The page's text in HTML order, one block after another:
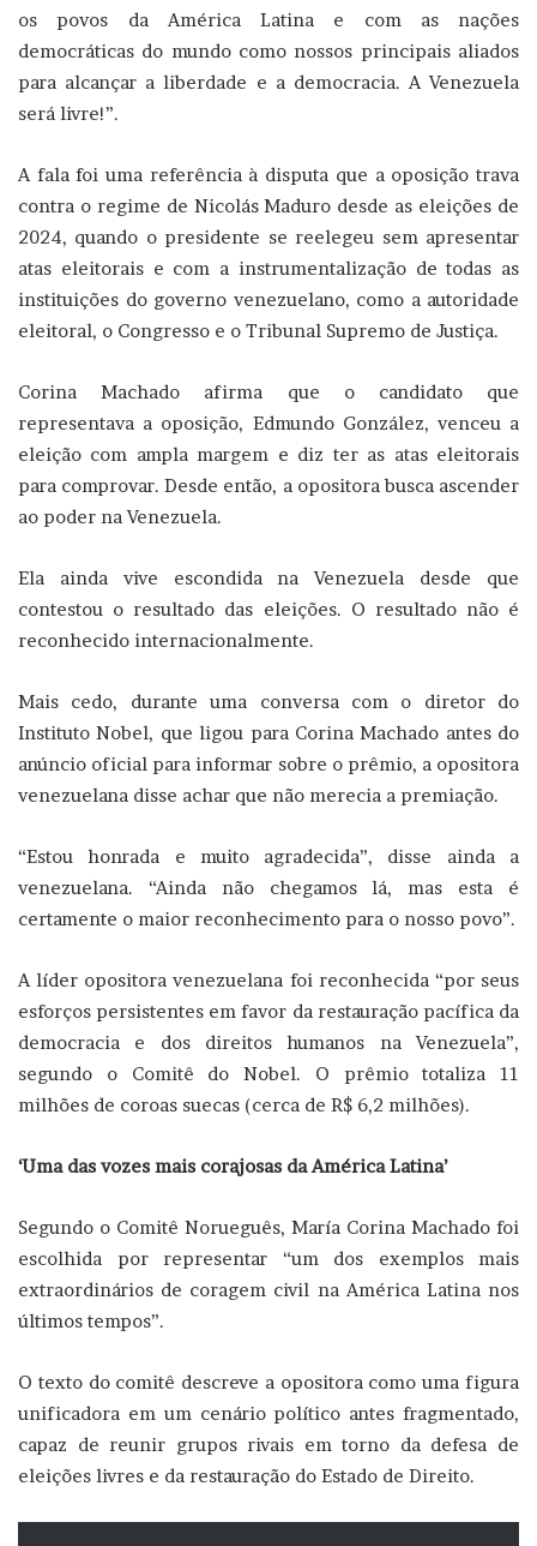
os povos da América Latina e com as nações
democráticas do mundo como nossos principais aliados
para alcançar a liberdade e a democracia. A Venezuela
será livre!”.
A fala foi uma referência à disputa que a oposição trava
contra o regime de Nicolás Maduro desde as eleições de
2024, quando o presidente se reelegeu sem apresentar
atas eleitorais e com a instrumentalização de todas as
instituições do governo venezuelano, como a autoridade
eleitoral, o Congresso e o Tribunal Supremo de Justiça.
Corina Machado afirma que o candidato que
representava a oposição, Edmundo González, venceu a
eleição com ampla margem e diz ter as atas eleitorais
para comprovar. Desde então, a opositora busca ascender
ao poder na Venezuela.
Ela ainda vive escondida na Venezuela desde que
contestou o resultado das eleições. O resultado não é
reconhecido internacionalmente.
Mais cedo, durante uma conversa com o diretor do
Instituto Nobel, que ligou para Corina Machado antes do
anúncio oficial para informar sobre o prêmio, a opositora
venezuelana disse achar que não merecia a premiação.
“Estou honrada e muito agradecida”, disse ainda a
venezuelana. “Ainda não chegamos lá, mas esta é
certamente o maior reconhecimento para o nosso povo”.
A líder opositora venezuelana foi reconhecida “por seus
esforços persistentes em favor da restauração pacífica da
democracia e dos direitos humanos na Venezuela”,
segundo o Comitê do Nobel. O prêmio totaliza 11
milhões de coroas suecas (cerca de R$ 6,2 milhões).
‘Uma das vozes mais corajosas da América Latina’
Segundo o Comitê Norueguês, María Corina Machado foi
escolhida por representar “um dos exemplos mais
extraordinários de coragem civil na América Latina nos
últimos tempos”.
O texto do comitê descreve a opositora como uma figura
unificadora em um cenário político antes fragmentado,
capaz de reunir grupos rivais em torno da defesa de
eleições livres e da restauração do Estado de Direito.